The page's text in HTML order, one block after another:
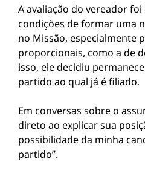
A avaliação do vereador
condições de formar uma
no Missão, especialmente
proporcionais, como a de
isso, ele decidiu
partido ao qual já é filiado.
Em conversas sobre o
direto ao explicar sua
possibilidade da minha
partido”.